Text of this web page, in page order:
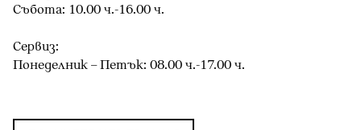
Събота: 10.00 ч.-16.00 ч.
Сервиз:
Понеделник – Петък: 08.00 ч.-17.00 ч.